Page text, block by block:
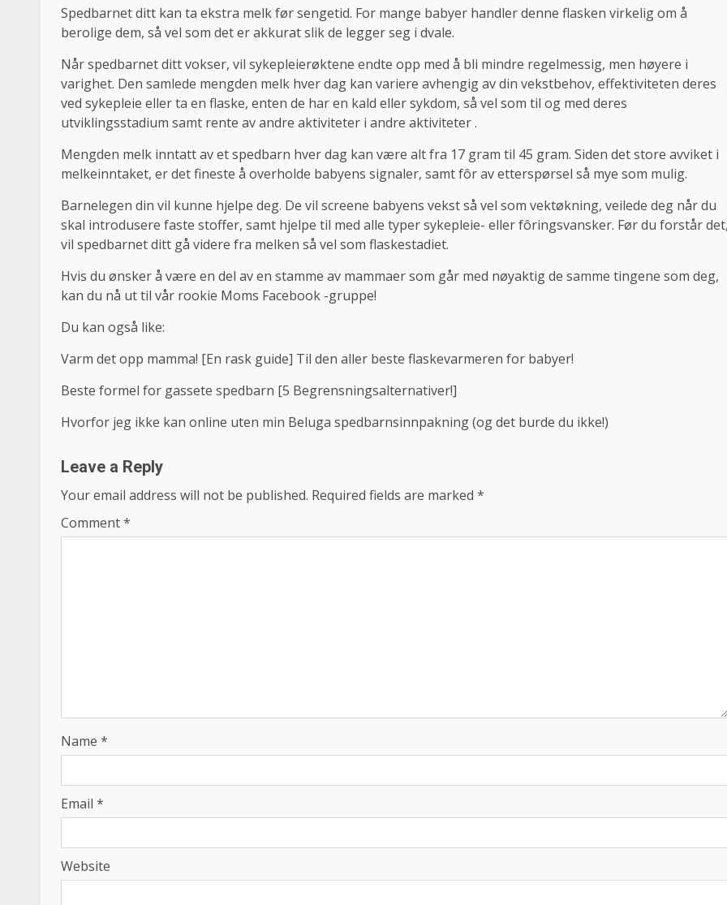
Spedbarnet ditt kan ta ekstra melk før sengetid. For mange babyer handler denne flasken virkelig om å
berolige dem, så vel som det er akkurat slik de legger seg i dvale.
Når spedbarnet ditt vokser, vil sykepleierøktene endte opp med å bli mindre regelmessig, men høyere i
varighet. Den samlede mengden melk hver dag kan variere avhengig av din vekstbehov, effektiviteten deres
ved sykepleie eller ta en flaske, enten de har en kald eller sykdom, så vel som til og med deres
utviklingsstadium samt rente av andre aktiviteter i andre aktiviteter .
Mengden melk inntatt av et spedbarn hver dag kan være alt fra 17 gram til 45 gram. Siden det store avviket i
melkeinntaket, er det fineste å overholde babyens signaler, samt fôr av etterspørsel så mye som mulig.
Barnelegen din vil kunne hjelpe deg. De vil screene babyens vekst så vel som vektøkning, veilede deg når du
skal introdusere faste stoffer, samt hjelpe til med alle typer sykepleie- eller fôringsvansker. Før du forstår
vil spedbarnet ditt gå videre fra melken så vel som flaskestadiet.
Hvis du ønsker å være en del av en stamme av mammaer som går med nøyaktig de samme tingene som deg,
kan du nå ut til vår rookie Moms Facebook -gruppe!
Du kan også like:
Varm det opp mamma! [En rask guide] Til den aller beste flaskevarmeren for babyer!
Beste formel for gassete spedbarn [5 Begrensningsalternativer!]
Hvorfor jeg ikke kan online uten min Beluga spedbarnsinnpakning (og det burde du ikke!)
Leave a Reply
Your email address will not be published. Required fields are marked *
Comment*
Name *
Email *
Website